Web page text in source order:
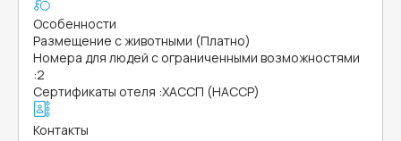
Особенности
Размещение с животными (Платно)
Номера для людей с ограниченными возможностями
:2
Сертификаты отеля :ХАССП (HACCP)
Контакты